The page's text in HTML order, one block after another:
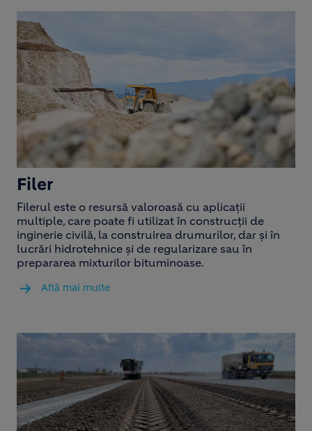
Filer
Filerul este o resursă valoroasă cu aplicații
multiple, care poate fi utilizat în construcții de
inginerie civilă, la construirea drumurilor, dar și în
lucrări hidrotehnice și de regularizare sau în
prepararea mixturilor bituminoase.
Află mai multe